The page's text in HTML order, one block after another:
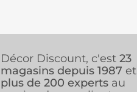
Décor Discount, c'est 23
magasins depuis 1987 et
plus de 200 experts au